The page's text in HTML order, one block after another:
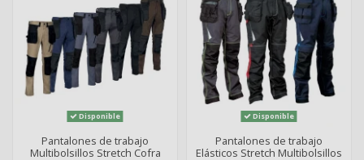
Disponible
Pantalones de trabajo
Multibolsillos Stretch Cofra
Disponible
Pantalones de trabajo
Elásticos Stretch Multibolsillos